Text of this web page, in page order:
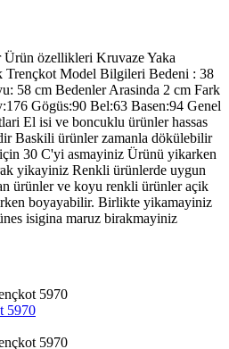
özellikleri Kruvaze Yaka
Model Bilgileri Bedeni : 38
58 cm Bedenler Arasinda 2 cm Fark
Gögüs:90 Bel:63 Basen:94 Genel
El isi ve boncuklu ürünler hassas
Baskili ürünler zamanla dökülebilir
30 C'yi asmayiniz Ürünü yikarken
yikayiniz Renkli ürünlerde uygun
ürünler ve koyu renkli ürünler açik
boyayabilir. Birlikte yikamayiniz
isigina maruz birakmayiniz
5970